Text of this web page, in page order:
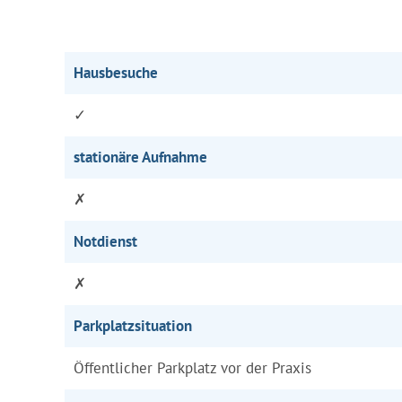
Hausbesuche
✓
stationäre Aufnahme
✗
Notdienst
✗
Parkplatzsituation
Öffentlicher Parkplatz vor der Praxis